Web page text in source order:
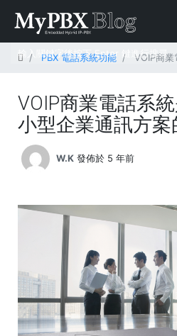
首頁 PBX 電話系統功能 VOIP商業電話系統
VOIP商業電話系
小型企業通訊方案
W.K 發佈於 5 年前